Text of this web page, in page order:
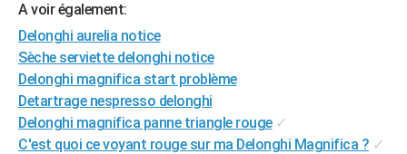
Destinations
City break
Voyage nature
Voyage de noces
Forum
Climat
+
GUIDES D'ACHAT
BONS PLANS
CARTE DE VOEUX
A voir également:
Delonghi aurelia notice
Sèche serviette delonghi notice
Delonghi magnifica start problème
Detartrage nespresso delonghi
Delonghi magnifica panne triangle rouge ✓
C'est quoi ce voyant rouge sur ma Delonghi Magnifica ? ✓